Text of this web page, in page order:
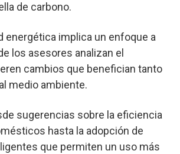
de carbono.
energética implica un enfoque a
los asesores analizan el
cambios que benefician tanto
medio ambiente.
sugerencias sobre la eficiencia
hasta la adopción de
que permiten un uso más